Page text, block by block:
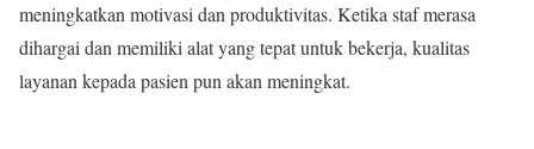
meningkatkan motivasi dan produktivitas. Ketika staf merasa
dihargai dan memiliki alat yang tepat untuk bekerja, kualitas
layanan kepada pasien pun akan meningkat.